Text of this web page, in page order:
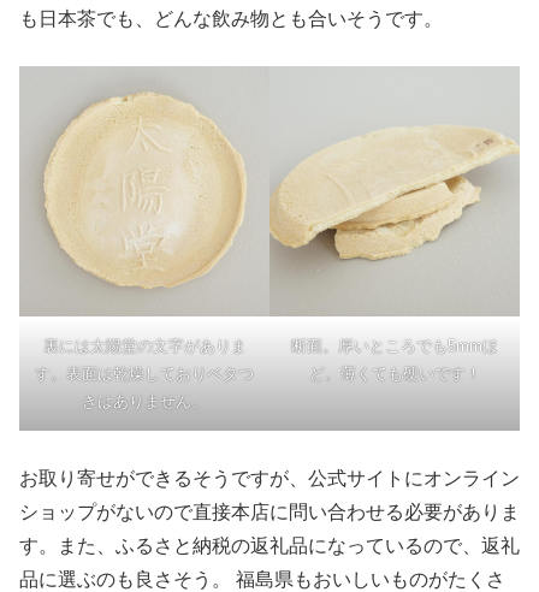
も日本茶でも、どんな飲み物とも合いそうです。
裏には太陽堂の文字がありま
す。表面は乾燥しておりベタつ
きはありません。
断面。厚いところでも5mmほ
ど。薄くても硬いです！
お取り寄せができるそうですが、公式サイトにオンライン
ショップがないので直接本店に問い合わせる必要がありま
す。また、ふるさと納税の返礼品になっているので、返礼
品に選ぶのも良さそう。 福島県もおいしいものがたくさ